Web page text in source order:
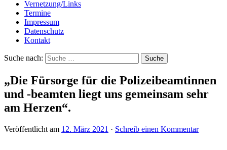
Vernetzung/Links
Termine
Impressum
Datenschutz
Kontakt
Suche nach:
„Die Fürsorge für die Polizeibeamtinnen
und -beamten liegt uns gemeinsam sehr
am Herzen“.
Veröffentlicht am 12. März 2021 · Schreib einen Kommentar